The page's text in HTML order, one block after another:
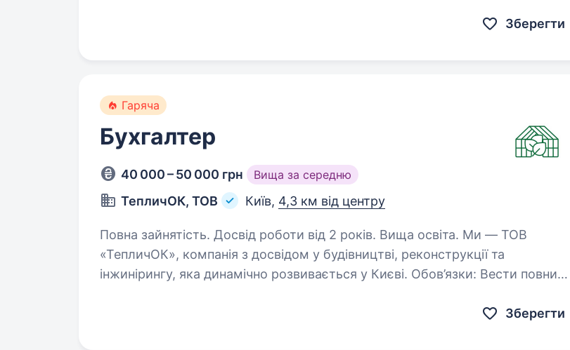
Зберегти
Гаряча
Бухгалтер
40 000 – 50 000 грн Вища за середню
ТепличОК, ТОВ Київ, 4,3 км від центру
Повна зайнятість. Досвід роботи від 2 років. Вища освіта. Ми — ТОВ
«ТепличОК», компанія з досвідом у будівництві, реконструкції та
інжинірингу, яка динамічно розвивається у Києві. Обов’язки: Вести повний
Зберегти